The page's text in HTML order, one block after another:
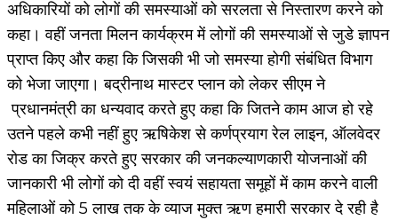
अधिकारियों को लोगों की समस्याओं को सरलता से निस्तारण करने को
कहा। वहीं जनता मिलन कार्यक्रम में लोगों की समस्याओं से जुडे ज्ञापन
प्राप्त किए और कहा कि जिसकी भी जो समस्या होगी संबंधित विभाग
को भेजा जाएगा। बद्रीनाथ मास्टर प्लान को लेकर सीएम ने
प्रधानमंत्री का धन्यवाद करते हुए कहा कि जितने काम आज हो रहे
उतने पहले कभी नहीं हुए ऋषिकेश से कर्णप्रयाग रेल लाइन, ऑलवेदर
रोड का जिक्र करते हुए सरकार की जनकल्याणकारी योजनाओं की
जानकारी भी लोगों को दी वहीं स्वयं सहायता समूहों में काम करने वाली
महिलाओं को 5 लाख तक के व्याज मुक्त ऋण हमारी सरकार दे रही है